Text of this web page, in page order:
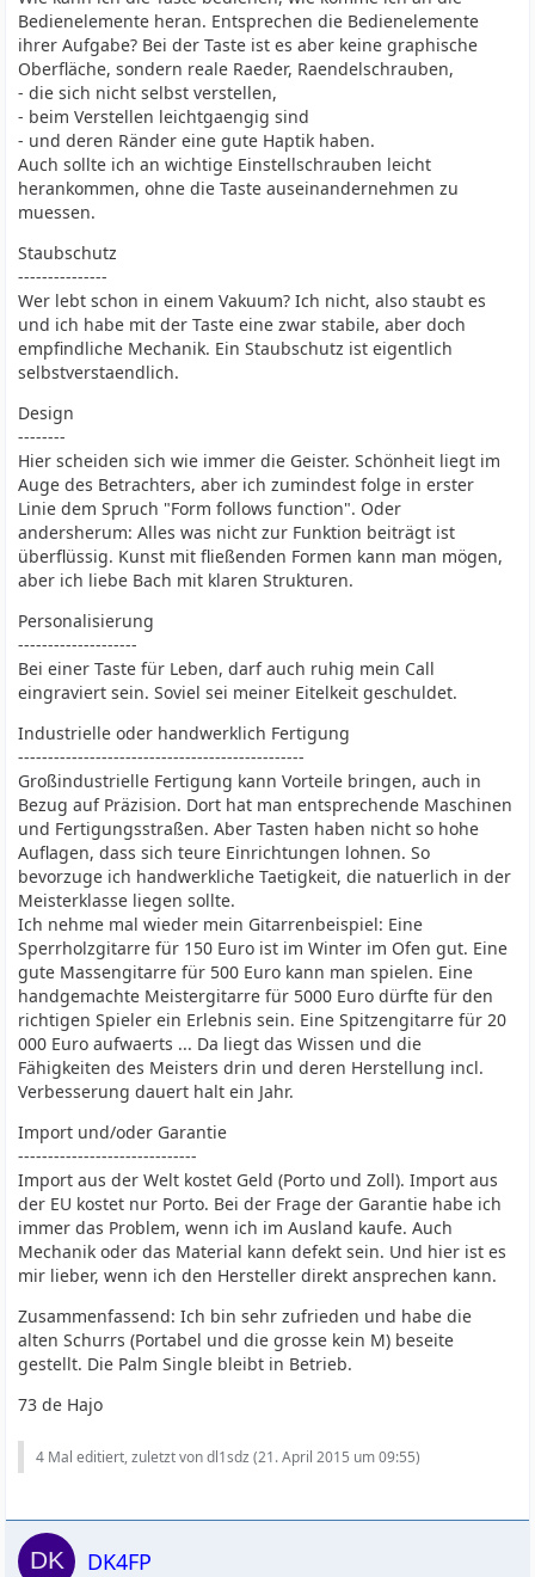
Bedienelemente heran. Entsprechen die Bedienelemente
ihrer Aufgabe? Bei der Taste ist es aber keine graphische
Oberfläche, sondern reale Raeder, Raendelschrauben,
- die sich nicht selbst verstellen,
- beim Verstellen leichtgaengig sind
- und deren Ränder eine gute Haptik haben.
Auch sollte ich an wichtige Einstellschrauben leicht
herankommen, ohne die Taste auseinandernehmen zu
muessen.
Staubschutz
---------------
Wer lebt schon in einem Vakuum? Ich nicht, also staubt es
und ich habe mit der Taste eine zwar stabile, aber doch
empfindliche Mechanik. Ein Staubschutz ist eigentlich
selbstverstaendlich.
Design
--------
Hier scheiden sich wie immer die Geister. Schönheit liegt im
Auge des Betrachters, aber ich zumindest folge in erster
Linie dem Spruch "Form follows function". Oder
andersherum: Alles was nicht zur Funktion beiträgt ist
überflüssig. Kunst mit fließenden Formen kann man mögen,
aber ich liebe Bach mit klaren Strukturen.
Personalisierung
--------------------
Bei einer Taste für Leben, darf auch ruhig mein Call
eingraviert sein. Soviel sei meiner Eitelkeit geschuldet.
Industrielle oder handwerklich Fertigung
------------------------------------------------
Großindustrielle Fertigung kann Vorteile bringen, auch in
Bezug auf Präzision. Dort hat man entsprechende Maschinen
und Fertigungsstraßen. Aber Tasten haben nicht so hohe
Auflagen, dass sich teure Einrichtungen lohnen. So
bevorzuge ich handwerkliche Taetigkeit, die natuerlich in der
Meisterklasse liegen sollte.
Ich nehme mal wieder mein Gitarrenbeispiel: Eine
Sperrholzgitarre für 150 Euro ist im Winter im Ofen gut. Eine
gute Massengitarre für 500 Euro kann man spielen. Eine
handgemachte Meistergitarre für 5000 Euro dürfte für den
richtigen Spieler ein Erlebnis sein. Eine Spitzengitarre für 20
000 Euro aufwaerts ... Da liegt das Wissen und die
Fähigkeiten des Meisters drin und deren Herstellung incl.
Verbesserung dauert halt ein Jahr.
Import und/oder Garantie
------------------------------
Import aus der Welt kostet Geld (Porto und Zoll). Import aus
der EU kostet nur Porto. Bei der Frage der Garantie habe ich
immer das Problem, wenn ich im Ausland kaufe. Auch
Mechanik oder das Material kann defekt sein. Und hier ist es
mir lieber, wenn ich den Hersteller direkt ansprechen kann.
Zusammenfassend: Ich bin sehr zufrieden und habe die
alten Schurrs (Portabel und die grosse kein M) beseite
gestellt. Die Palm Single bleibt in Betrieb.
73 de Hajo
4 Mal editiert, zuletzt von dl1sdz (21. April 2015 um 09:55)
DK4FP